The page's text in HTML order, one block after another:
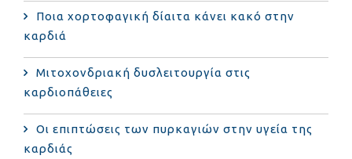
Ποια χορτοφαγική δίαιτα κάνει κακό στην
καρδιά
Μιτοχονδριακή δυσλειτουργία στις
καρδιοπάθειες
Οι επιπτώσεις των πυρκαγιών στην υγεία της
καρδιάς